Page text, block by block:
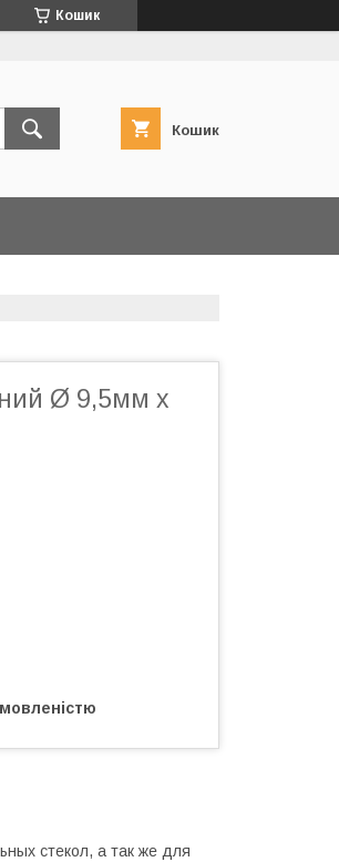
Кошик
Кошик
Ø 9,5мм х
стекол, а так же для